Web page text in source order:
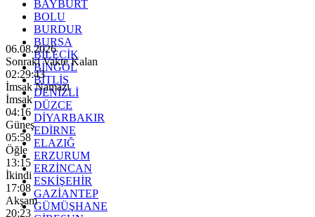
BAYBURT
BOLU
BURDUR
BURSA
BİLECİK
BİNGÖL
BİTLİS
DENİZLİ
DÜZCE
DİYARBAKIR
EDİRNE
ELAZIĞ
ERZURUM
ERZİNCAN
ESKİŞEHİR
GAZİANTEP
GÜMÜŞHANE
06.08.2026
Sonraki Vakte Kalan
02:29:41
İmsak Namazı
İmsak
04:16
Güneş
05:58
Öğle
13:15
İkindi
17:08
Akşam
20:23